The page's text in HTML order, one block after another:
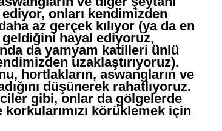
ediyor, onları kendimizden
az gerçek kılıyor (ya da en
geldiğini hayal ediyoruz,
da yamyam katilleri ünlü
uzaklaştırıyoruz).
hortlakların, aswangların ve
düşünerek rahatlıyoruz.
gibi, onlar da gölgelerde
körüklemek için